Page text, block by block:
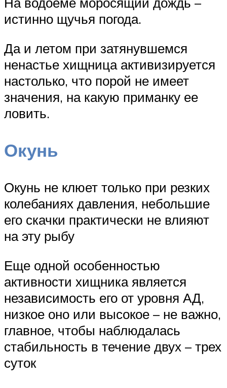
истинно щучья погода.
Да и летом при затянувшемся
ненастье хищница активизируется
настолько, что порой не имеет
значения, на какую приманку ее
ловить.
Окунь
Окунь не клюет только при резких
колебаниях давления, небольшие
его скачки практически не влияют
на эту рыбу
Еще одной особенностью
активности хищника является
независимость его от уровня АД,
низкое оно или высокое – не важно,
главное, чтобы наблюдалась
стабильность в течение двух – трех
суток